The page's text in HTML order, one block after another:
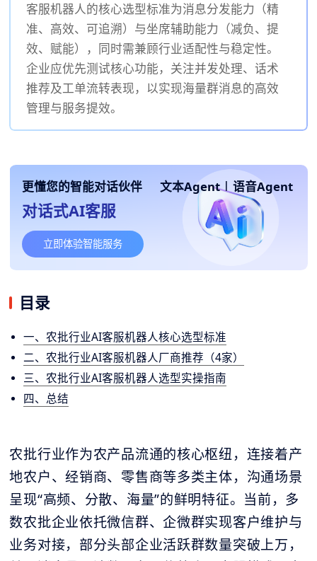
客服机器人的核心选型标准为消息分发能力（精
准、高效、可追溯）与坐席辅助能力（减负、提
效、赋能），同时需兼顾行业适配性与稳定性。
企业应优先测试核心功能，关注并发处理、话术
推荐及工单流转表现，以实现海量群消息的高效
管理与服务提效。
更懂您的智能对话伙伴 文本Agent | 语音Agent
对话式AI客服
立即体验智能服务
目录
一、农批行业AI客服机器人核心选型标准
二、农批行业AI客服机器人厂商推荐（4家）
三、农批行业AI客服机器人选型实操指南
四、总结
农批行业作为农产品流通的核心枢纽，连接着产
地农户、经销商、零售商等多类主体，沟通场景
呈现“高频、分散、海量”的鲜明特征。当前，多
数农批企业依托微信群、企微群实现客户维护与
业务对接，部分头部企业活跃群数量突破上万，